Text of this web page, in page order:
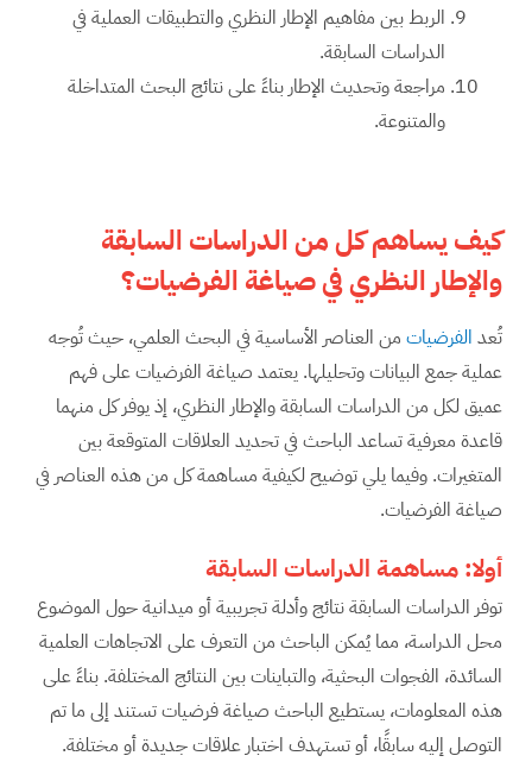
الربط بين مفاهيم الإطار النظري والتطبيقات العملية في
الدراسات السابقة.
مراجعة وتحديث الإطار بناءً على نتائج البحث المتداخلة
والمتنوعة.
كيف يساهم كل من الدراسات السابقة
والإطار النظري في صياغة الفرضيات؟
تُعد الفرضيات من العناصر الأساسية في البحث العلمي، حيث تُوجه
عملية جمع البيانات وتحليلها. يعتمد صياغة الفرضيات على فهم
عميق لكل من الدراسات السابقة والإطار النظري، إذ يوفر كل منهما
قاعدة معرفية تساعد الباحث في تحديد العلاقات المتوقعة بين
المتغيرات. وفيما يلي توضيح لكيفية مساهمة كل من هذه العناصر في
صياغة الفرضيات.
أولا: مساهمة الدراسات السابقة
توفر الدراسات السابقة نتائج وأدلة تجريبية أو ميدانية حول الموضوع
محل الدراسة، مما يُمكن الباحث من التعرف على الاتجاهات العلمية
السائدة، الفجوات البحثية، والتباينات بين النتائج المختلفة. بناءً على
هذه المعلومات، يستطيع الباحث صياغة فرضيات تستند إلى ما تم
التوصل إليه سابقًا، أو تستهدف اختبار علاقات جديدة أو مختلفة.